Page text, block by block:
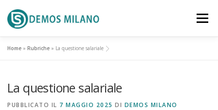
Menu
RIFERIMENTI TERRITORIALI
Home » Rubriche » La questione salariale
La questione salariale
PUBBLICATO IL 7 MAGGIO 2025 DI DEMOS MILANO